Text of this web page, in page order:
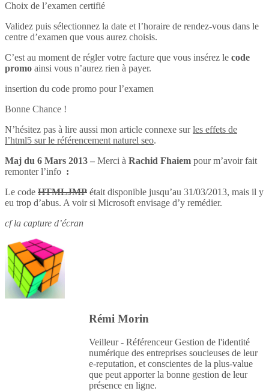
Choix de l’examen certifié
Validez puis sélectionnez la date et l’horaire de rendez-vous dans le
centre d’examen que vous aurez choisis.
C’est au moment de régler votre facture que vous insérez le code
promo ainsi vous n’aurez rien à payer.
insertion du code promo pour l’examen
Bonne Chance !
N’hésitez pas à lire aussi mon article connexe surles effets de
l’html5 sur le référencement naturel seo.
Maj du 6 Mars 2013 – Merci à Rachid Fhaiem pour m’avoir fait
remonter l’info :
Le code HTMLJMP était disponible jusqu’au 31/03/2013, mais il y
eu trop d’abus. A voir si Microsoft envisage d’y remédier.
cf la capture d’écran
Rémi Morin
Veilleur - Référenceur Gestion de l'identité
numérique des entreprises soucieuses de leur
e-reputation, et conscientes de la plus-value
que peut apporter la bonne gestion de leur
présence en ligne.